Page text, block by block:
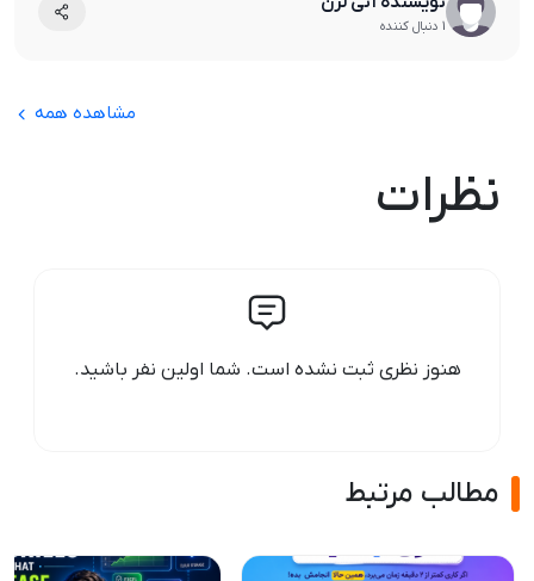
1 دنبال کننده
مشاهده همه
نظرات
هنوز نظری ثبت نشده است. شما اولین نفر باشید.
مطالب مرتبط